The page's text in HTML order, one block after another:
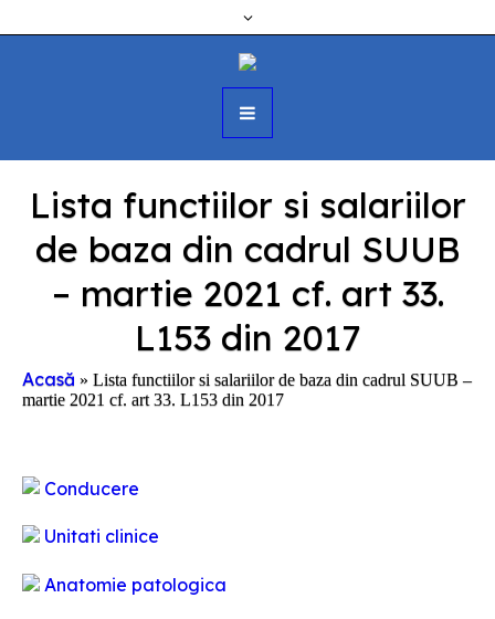
Lista functiilor si salariilor
de baza din cadrul SUUB
– martie 2021 cf. art 33.
L153 din 2017
Acasă » Lista functiilor si salariilor de baza din cadrul SUUB –
martie 2021 cf. art 33. L153 din 2017
Conducere
Unitati clinice
Anatomie patologica